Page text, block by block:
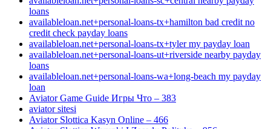
loans
availableloan.net+personal-loans-tx+hamilton bad credit no
credit check payday loans
availableloan.net+personal-loans-tx+tyler my payday loan
availableloan.net+personal-loans-ut+riverside nearby payday
loans
availableloan.net+personal-loans-wa+long-beach my payday
loan
Aviator Game Guide Игры Что – 383
aviator sitesi
Aviator Slottica Kasyn Online – 466